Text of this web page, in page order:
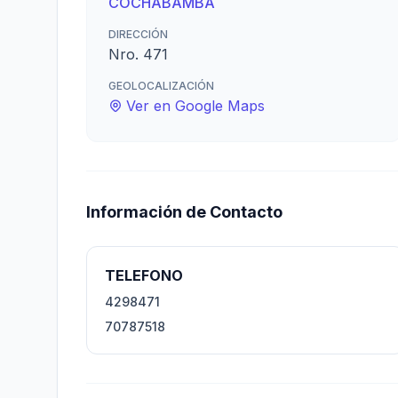
DIRECCIÓN
Nro. 471
GEOLOCALIZACIÓN
Ver en Google Maps
Información de Contacto
TELEFONO
4298471
70787518